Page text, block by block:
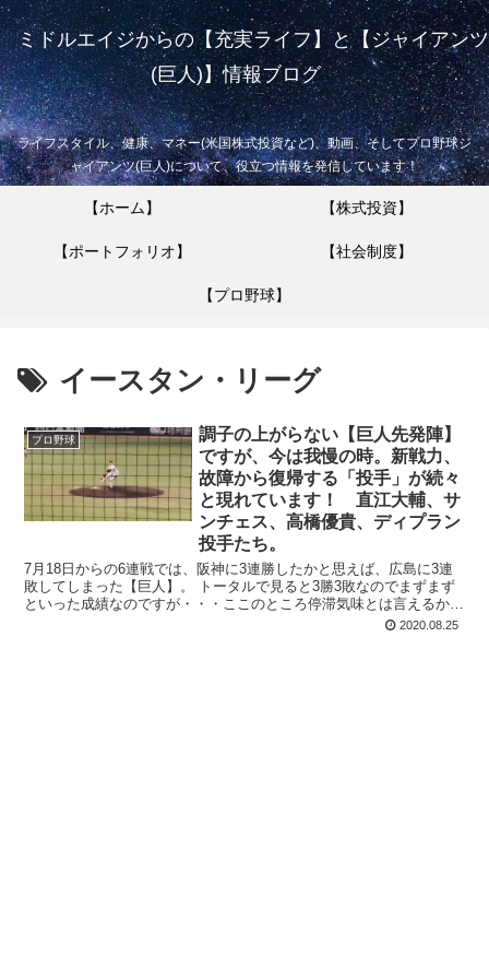
ミドルエイジからの【充実ライフ】と【ジャイアンツ
(巨人)】情報ブログ
ライフスタイル、健康、マネー(米国株式投資など)、動画、そしてプロ野球ジ
ャイアンツ(巨人)について、役立つ情報を発信しています！
【ホーム】 【株式投資】
【ポートフォリオ】 【社会制度】
【プロ野球】
イースタン・リーグ
プロ野球
調子の上がらない【巨人先発陣】
ですが、今は我慢の時。新戦力、
故障から復帰する「投手」が続々
と現れています！ 直江大輔、サ
ンチェス、高橋優貴、ディプラン
投手たち。
7月18日からの6連戦では、阪神に3連勝したかと思えば、広島に3連
敗してしまった【巨人】。 トータルで見ると3勝3敗なのでまずまず
といった成績なのですが・・・ここのところ停滞気味とは言えるかと
2020.08.25